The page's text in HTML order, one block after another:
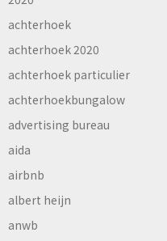
achterhoek
achterhoek 2020
achterhoek particulier
achterhoekbungalow
advertising bureau
aida
airbnb
albert heijn
anwb